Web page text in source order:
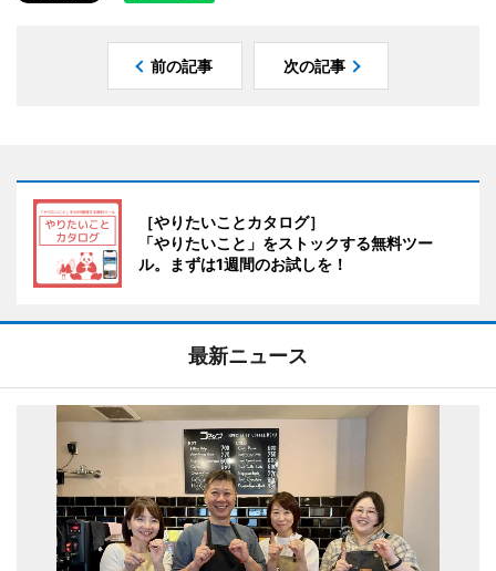
前の記事 次の記事
［やりたいことカタログ］
「やりたいこと」をストックする無料ツー
ル。まずは1週間のお試しを！
最新ニュース